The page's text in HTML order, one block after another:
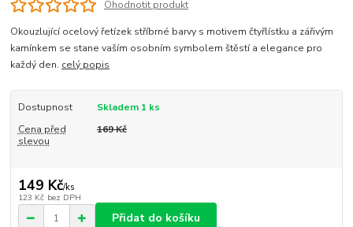
Ohodnotit produkt
Okouzlující ocelový řetízek stříbrné barvy s motivem čtyřlístku a zářivým
kamínkem se stane vaším osobním symbolem štěstí a elegance pro
každý den. celý popis
Dostupnost
Skladem 1 ks
Cena před
slevou
169 Kč
149 Kč/ks
123 Kč bez DPH
Přidat do košíku